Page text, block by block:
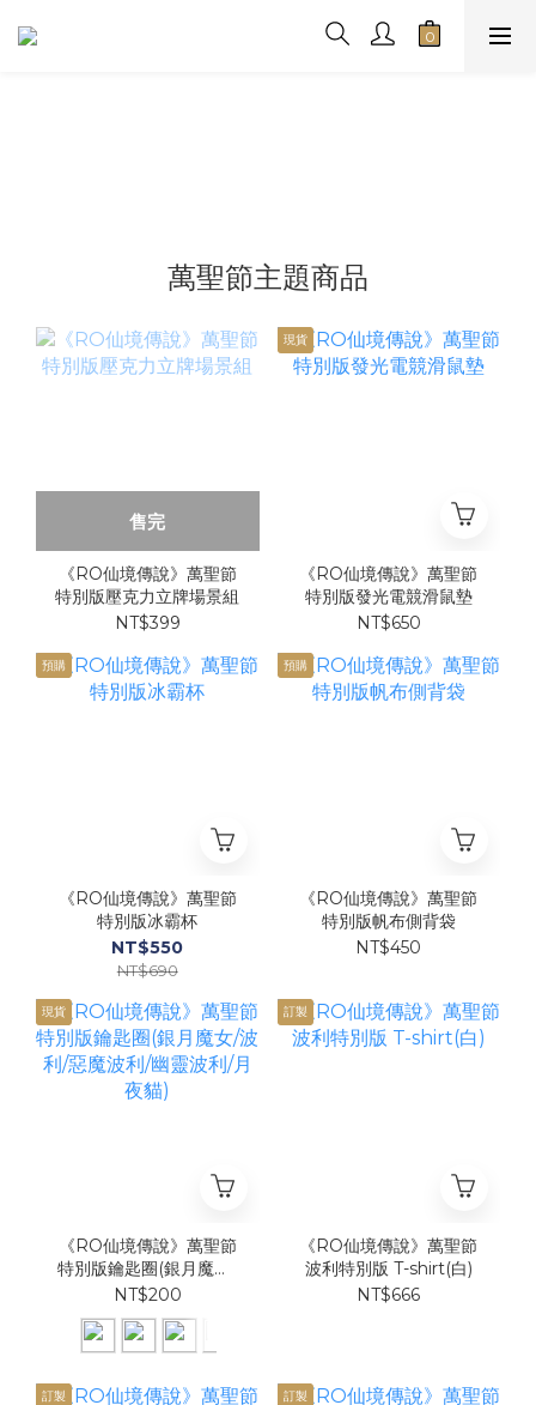
萬聖節主題商品
售完
《RO仙境傳說》萬聖節
特別版壓克力立牌場景組
NT$399
現貨
《RO仙境傳說》萬聖節
特別版發光電競滑鼠墊
NT$650
預購
《RO仙境傳說》萬聖節
特別版冰霸杯
NT$550
NT$690
預購
《RO仙境傳說》萬聖節
特別版帆布側背袋
NT$450
現貨
《RO仙境傳說》萬聖節
特別版鑰匙圈(銀月魔女/
波利/惡魔波利/幽靈波利/
月夜貓)
NT$200
訂製
《RO仙境傳說》萬聖節
波利特別版 T-shirt(白)
NT$666
訂製 訂製